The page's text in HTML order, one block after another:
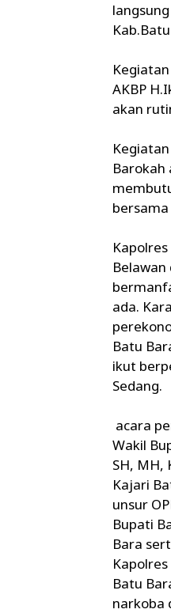
AKBP
akan
Barokah
ada.
Batu
ikut
Sedang.
acara
Wakil
SH, MH,
Kajari
unsur
Bupati
Bara
Batu
narkoba